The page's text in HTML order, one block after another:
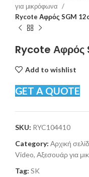
για μικρόφωνα
Rycote Αφρός SGM
Rycote Αφρός
Add to wishlist
GET A QUOTE
SKU: RYC104410
Category: Αρχική
Video, Αξεσουάρ για
Tag: SK